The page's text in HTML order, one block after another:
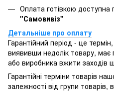
Оплата готівкою доступна
"Самовивіз"
Детальніше про оплату
Гарантійний період - це
виявивши недолік товару,
або виробника вжити заходів
Гарантійні терміни товарів
залежності від групи товарів,